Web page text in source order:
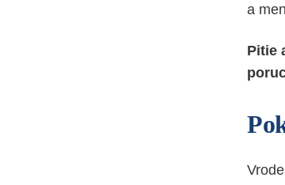
a
Pitie